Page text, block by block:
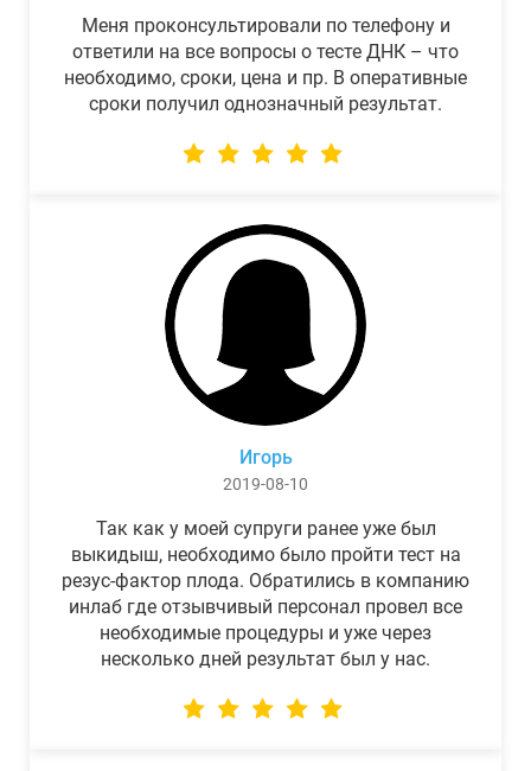
Меня проконсультировали по телефону и
ответили на все вопросы о тесте ДНК – что
необходимо, сроки, цена и пр. В оперативные
сроки получил однозначный результат.
Игорь
2019-08-10
Так как у моей супруги ранее уже был
выкидыш, необходимо было пройти тест на
резус-фактор плода. Обратились в компанию
инлаб где отзывчивый персонал провел все
необходимые процедуры и уже через
несколько дней результат был у нас.